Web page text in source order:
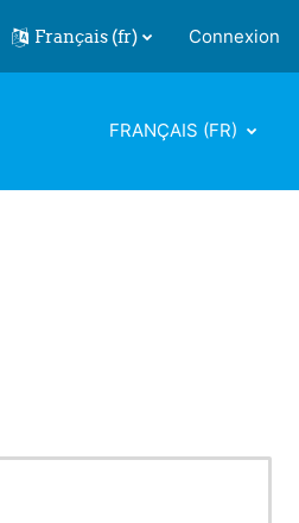
désactiver la saisie de
Français ‎(fr)‎ Connexion
FRANÇAIS ‎(FR)‎